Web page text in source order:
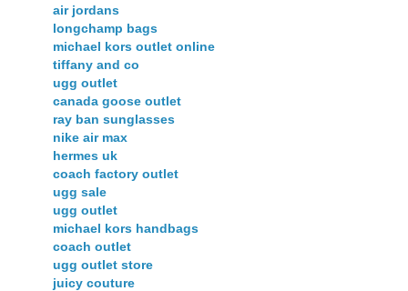
air jordans
longchamp bags
michael kors outlet online
tiffany and co
ugg outlet
canada goose outlet
ray ban sunglasses
nike air max
hermes uk
coach factory outlet
ugg sale
ugg outlet
michael kors handbags
coach outlet
ugg outlet store
juicy couture